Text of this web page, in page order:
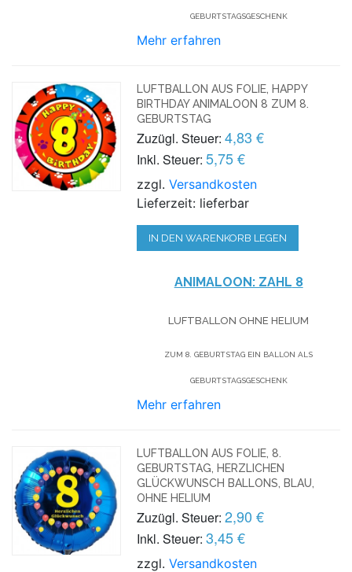
GEBURTSTAGSGESCHENK
Mehr erfahren
LUFTBALLON AUS FOLIE, HAPPY
BIRTHDAY ANIMALOON 8 ZUM 8.
GEBURTSTAG
Zuzügl. Steuer: 4,83 €
Inkl. Steuer: 5,75 €
zzgl.Versandkosten
Lieferzeit: lieferbar
IN DEN WARENKORB LEGEN
ANIMALOON: ZAHL 8
LUFTBALLON OHNE HELIUM
ZUM 8. GEBURTSTAG EIN BALLON ALS
GEBURTSTAGSGESCHENK
Mehr erfahren
LUFTBALLON AUS FOLIE, 8.
GEBURTSTAG, HERZLICHEN
GLÜCKWUNSCH BALLONS, BLAU,
OHNE HELIUM
Zuzügl. Steuer: 2,90 €
Inkl. Steuer: 3,45 €
zzgl.Versandkosten